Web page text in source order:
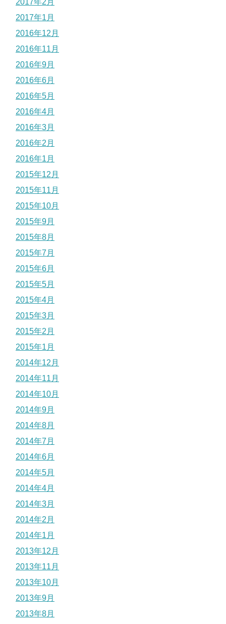
2017年2月
2017年1月
2016年12月
2016年11月
2016年9月
2016年6月
2016年5月
2016年4月
2016年3月
2016年2月
2016年1月
2015年12月
2015年11月
2015年10月
2015年9月
2015年8月
2015年7月
2015年6月
2015年5月
2015年4月
2015年3月
2015年2月
2015年1月
2014年12月
2014年11月
2014年10月
2014年9月
2014年8月
2014年7月
2014年6月
2014年5月
2014年4月
2014年3月
2014年2月
2014年1月
2013年12月
2013年11月
2013年10月
2013年9月
2013年8月